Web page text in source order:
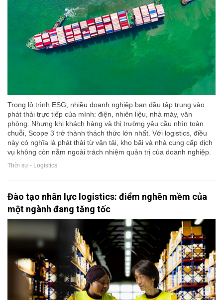
Trong lộ trình ESG, nhiều doanh nghiệp ban đầu tập trung vào
phát thải trực tiếp của mình: điện, nhiên liệu, nhà máy, văn
phòng. Nhưng khi khách hàng và thị trường yêu cầu nhìn toàn
chuỗi, Scope 3 trở thành thách thức lớn nhất. Với logistics, điều
này có nghĩa là phát thải từ vận tải, kho bãi và nhà cung cấp dịch
vụ không còn nằm ngoài trách nhiệm quản trị của doanh nghiệp.
Thời sự - Logistics
Đào tạo nhân lực logistics: điểm nghẽn mềm của
một ngành đang tăng tốc